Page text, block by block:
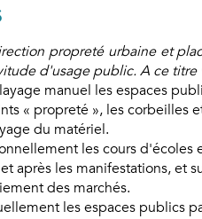
propreté urbaine et
d'usage public. A ce titre
manuel les espaces
« propreté », les corbeilles
du matériel.
les cours
après les manifestations, et
des marchés.
les espaces publics